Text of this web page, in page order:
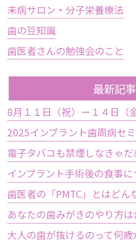
未病サロン・分子栄養療法
歯の豆知識
歯医者さんの勉強会のこと
最新記事